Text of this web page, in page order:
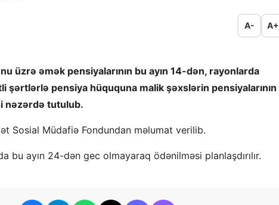
A- A+
üzrə əmək pensiyalarının bu ayın 14-dən, rayonlarda
şərtlərlə pensiya hüququna malik şəxslərin pensiyalarının
nəzərdə tutulub.
Sosial Müdafiə Fondundan məlumat verilib.
bu ayın 24-dən gec olmayaraq ödənilməsi planlaşdırılır.